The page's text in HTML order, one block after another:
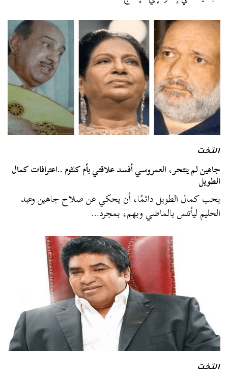
التخت
جاهين لم ينتحر، العمروسي أفسد علاقتي بأم كلثوم ..اعترافات كمال
الطويل
يحب كمال الطويل دائمًا، أن يحكي عن صلاح جاهين وعبد
الحليم ليأتنس بالماضي وبهم، بمجرد…
التخت